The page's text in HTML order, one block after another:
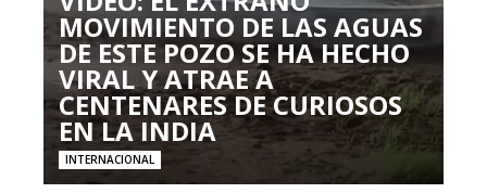
MOVIMIENTO DE LAS AGUAS
DE ESTE POZO SE HA HECHO
VIRAL Y ATRAE A
CENTENARES DE CURIOSOS
EN LA INDIA
INTERNACIONAL